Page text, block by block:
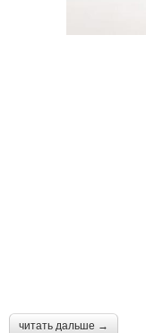
читать дальше →